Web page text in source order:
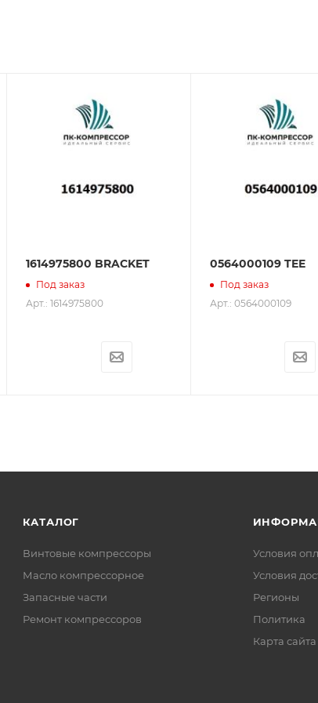
оборудования. ООО «ПК-Компрессор» - надежный
1614975800 BRACKET
Под заказ
Арт.: 1614975800
0564000109 TEE
Под заказ
Арт.: 0564000109
КАТАЛОГ
Винтовые компрессоры
Масло компрессорное
Запасные части
Ремонт компрессоров
Условия
Условия
Регионы
Политика
Карта сайта